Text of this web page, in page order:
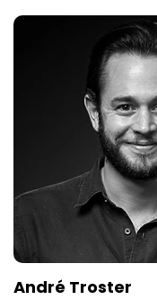
André Troster